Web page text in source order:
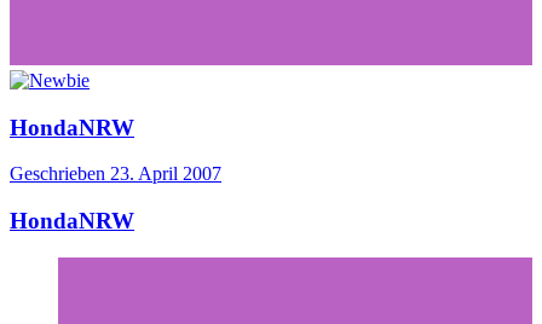
HondaNRW
Geschrieben 23. April 2007
HondaNRW